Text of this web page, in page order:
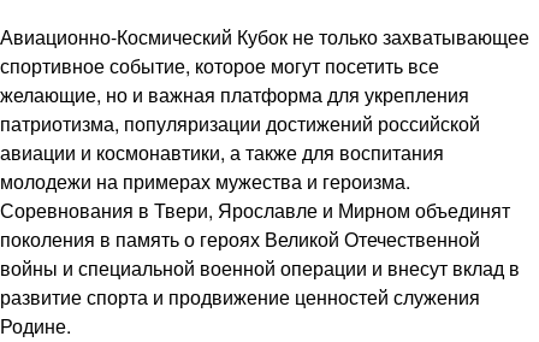
Авиационно-Космический Кубок не только захватывающее
спортивное событие, которое могут посетить все
желающие, но и важная платформа для укрепления
патриотизма, популяризации достижений российской
авиации и космонавтики, а также для воспитания
молодежи на примерах мужества и героизма.
Соревнования в Твери, Ярославле и Мирном объединят
поколения в память о героях Великой Отечественной
войны и специальной военной операции и внесут вклад в
развитие спорта и продвижение ценностей служения
Родине.